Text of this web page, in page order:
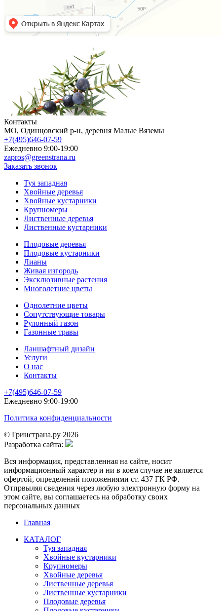
Контакты
МO, Одинцовский р-н, деревня Малые Вяземы
+7(495)646-07-59
Ежедневно 9:00-19:00
zapros@greenstrana.ru
Заказать звонок
Туя западная
Хвойные деревья
Хвойные кустарники
Крупномеры
Лиственные деревья
Лиственные кустарники
Плодовые деревья
Плодовые кустарники
Лианы
Живая изгородь
Эксклюзивные растения
Многолетние цветы
Однолетние цветы
Сопутствующие товары
Рулонный газон
Газонные травы
Ланшафтный дизайн
Услуги
О нас
Контакты
+7(495)646-07-59
Ежедневно 9:00-19:00
Политика конфиденциальности
© Гринстрана.ру 2026
Разработка сайта:
Вся информация, представленная на сайте, носит
информационный характер и ни в коем случае не является
офертой, определеннй положениями ст. 437 ГК РФ.
Отпрвыляя сведения через любую электронную форму на
этом сайте, вы соглашаетесь на обработку своих
персональных данных
Главная
КАТАЛОГ
Туя западная
Хвойные кустарники
Крупномеры
Хвойные деревья
Лиственные деревья
Лиственные кустарники
Плодовые деревья